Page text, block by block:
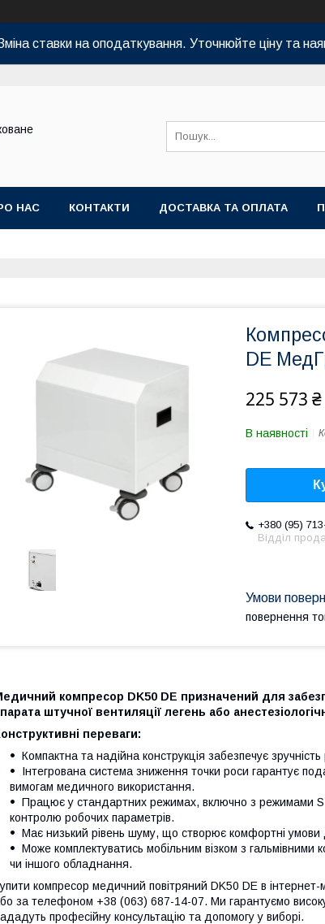
ставки на оподаткування. Уточнюйте ціну та
НАС КОНТАКТИ ДОСТАВКА ТА ОПЛАТА
DE
225 573 ₴
В наявності
+380 (95)
Відділ
повернення
компресор DK50 DE призначений для
штучної вентиляції легень або
переваги:
Компактна та надійна конструкція забезпечує
Інтегрована система зниження точки роси гарантує
вимогам медичного використання.
Працює у стандартних режимах, включно з режимами
контролю робочих параметрів.
Має низький рівень шуму, що створює комфортні умови
Може комплектуватись мобільним візком з
чи іншого обладнання.
компресор медичний повітряний DK50 DE в інтернет-
за телефоном +38 (063) 687-14-07. Ми гарантуємо
професійну консультацію та допомогу у виборі.